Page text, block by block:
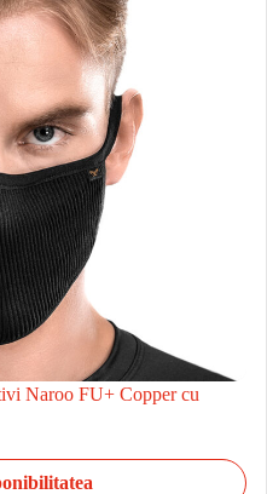
Naroo FU+ Copper cu